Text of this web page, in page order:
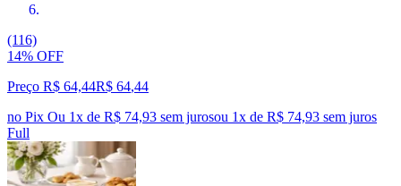
(116)
14% OFF
Preço R$ 64,44R$ 64,44
no Pix Ou 1x de R$ 74,93 sem jurosou 1x de R$ 74,93 sem juros
Full